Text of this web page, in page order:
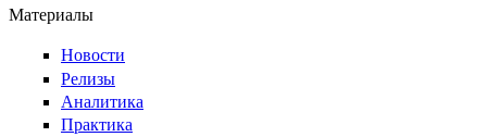
Материалы
Новости
Релизы
Аналитика
Практика